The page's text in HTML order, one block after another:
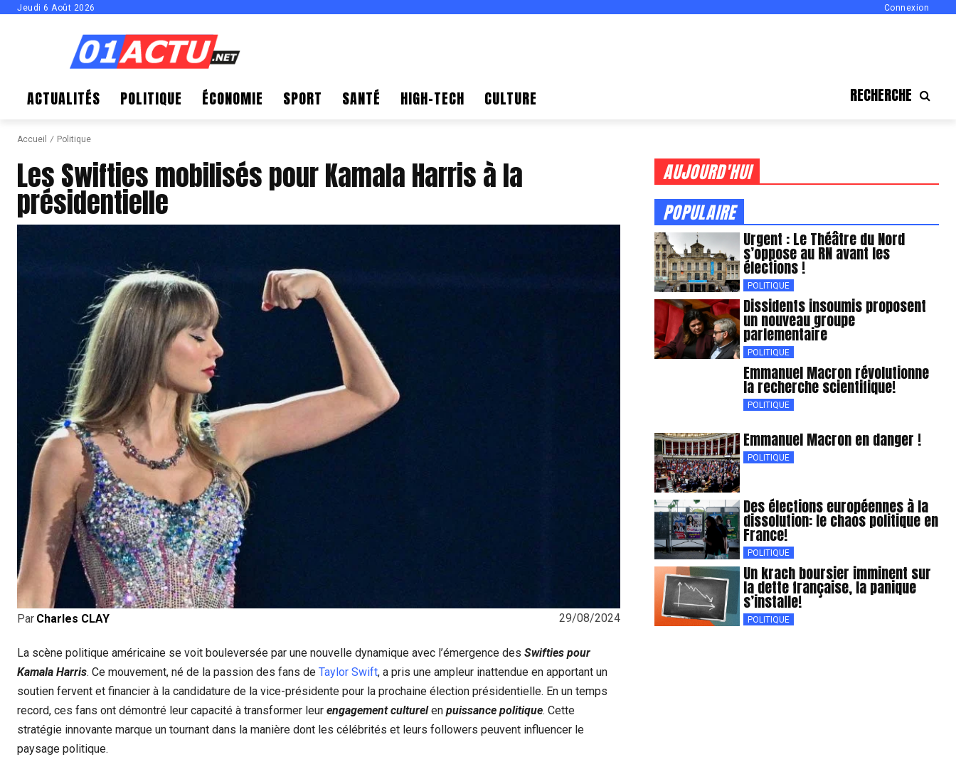
Jeudi 6 Août 2026 Connexion
ACTUALITÉS POLITIQUE ÉCONOMIE SPORT SANTÉ HIGH-TECH CULTURE RECHERCHE
Accueil Politique
Les Swifties mobilisés pour Kamala Harris à la
présidentielle
29/08/2024
Par Charles CLAY
La scène politique américaine se voit bouleversée par une nouvelle dynamique avec l’émergence des Swifties pour
Kamala Harris. Ce mouvement, né de la passion des fans de Taylor Swift, a pris une ampleur inattendue en apportant un
soutien fervent et financier à la candidature de la vice-présidente pour la prochaine élection présidentielle. En un temps
record, ces fans ont démontré leur capacité à transformer leur engagement culturelen puissance politique. Cette
stratégie innovante marque un tournant dans la manière dont les célébrités et leurs followers peuvent influencer le
paysage politique.
AUJOURD'HUI
POPULAIRE
Urgent : Le Théâtre du Nord
s’oppose au RN avant les
élections !
POLITIQUE
Dissidents insoumis proposent
un nouveau groupe
parlementaire
POLITIQUE
Emmanuel Macron révolutionne
la recherche scientifique!
POLITIQUE
Emmanuel Macron en danger !
POLITIQUE
Des élections européennes à la
dissolution: le chaos politique en
France!
POLITIQUE
Un krach boursier imminent sur
la dette française, la panique
s’installe!
POLITIQUE